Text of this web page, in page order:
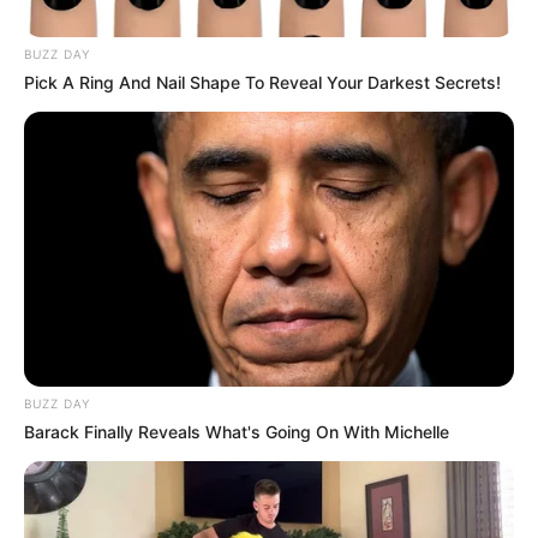
Por:Elibardo León Estévez
Noviembre 2, 2023
BUZZ DAY
Pick A Ring And Nail Shape To Reveal Your Darkest Secrets!
BUZZ DAY
Barack Finally Reveals What's Going On With Michelle